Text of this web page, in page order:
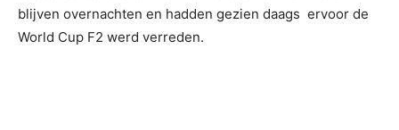
blijven overnachten en hadden gezien daags ervoor de
World Cup F2 werd verreden.